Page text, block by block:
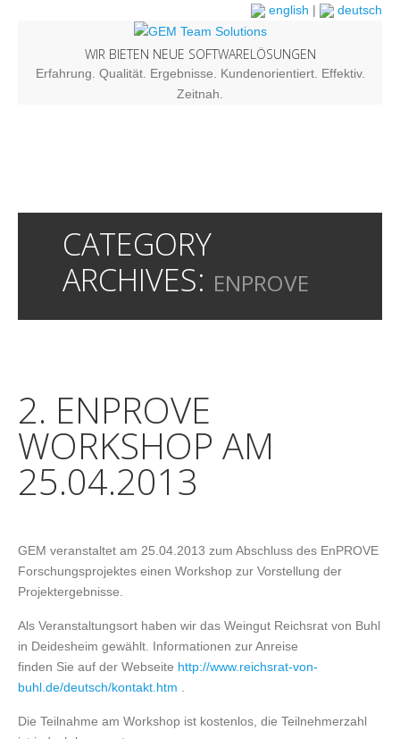
english | deutsch
WIR BIETEN NEUE SOFTWARELÖSUNGEN
Erfahrung. Qualität. Ergebnisse. Kundenorientiert. Effektiv.
Zeitnah.
CATEGORY
ARCHIVES: ENPROVE
2. ENPROVE
WORKSHOP AM
25.04.2013
GEM veranstaltet am 25.04.2013 zum Abschluss des EnPROVE
Forschungsprojektes einen Workshop zur Vorstellung der
Projektergebnisse.
Als Veranstaltungsort haben wir das Weingut Reichsrat von Buhl
in Deidesheim gewählt. Informationen zur Anreise
finden Sie auf der Webseite http://www.reichsrat-von-
buhl.de/deutsch/kontakt.htm
Die Teilnahme am Workshop ist kostenlos, die Teilnehmerzahl